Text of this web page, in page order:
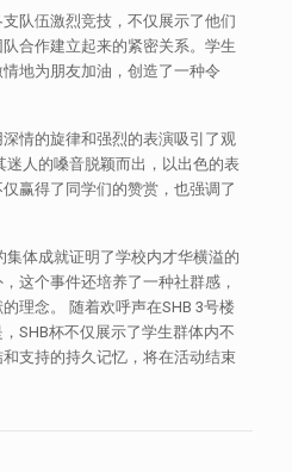
支队伍激烈竞技，不仅展示了他们
队合作建立起来的紧密关系。学生
地为朋友加油，创造了一种令
情的旋律和强烈的表演吸引了观
迷人的嗓音脱颖而出，以出色的表
赢得了同学们的赞赏，也强调了
集体成就证明了学校内才华横溢的
这个事件还培养了一种社群感，
理念。 随着欢呼声在SHB 3号楼
SHB杯不仅展示了学生群体内不
支持的持久记忆，将在活动结束